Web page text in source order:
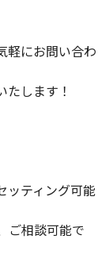
軽にお問い合わ
します！
ッティング可能
ご相談可能で